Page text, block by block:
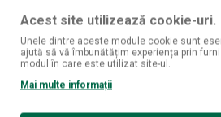
Acest site utilizează cookie-uri.
Unele dintre aceste module cookie sunt
ajută să vă îmbunătățim experiența prin
modul în care este utilizat site-ul.
Mai multe informații